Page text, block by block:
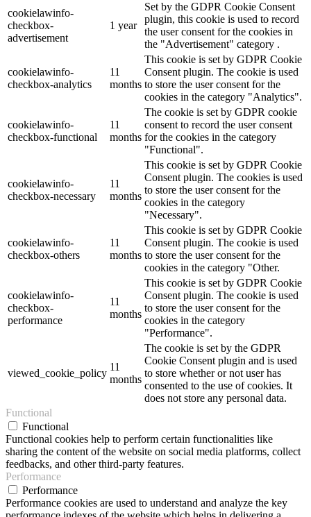
cookielawinfo-
checkbox-
advertisement
1 year
Set by the GDPR Cookie Consent
plugin, this cookie is used to record
the user consent for the cookies in
the "Advertisement" category .
cookielawinfo-
checkbox-analytics
11
months
This cookie is set by GDPR Cookie
Consent plugin. The cookie is used
to store the user consent for the
cookies in the category "Analytics".
cookielawinfo-
checkbox-functional
11
months
The cookie is set by GDPR cookie
consent to record the user consent
for the cookies in the category
"Functional".
cookielawinfo-
checkbox-necessary
11
months
This cookie is set by GDPR Cookie
Consent plugin. The cookies is used
to store the user consent for the
cookies in the category
"Necessary".
cookielawinfo-
checkbox-others
11
months
This cookie is set by GDPR Cookie
Consent plugin. The cookie is used
to store the user consent for the
cookies in the category "Other.
cookielawinfo-
checkbox-
performance
11
months
This cookie is set by GDPR Cookie
Consent plugin. The cookie is used
to store the user consent for the
cookies in the category
"Performance".
viewed_cookie_policy
11
months
The cookie is set by the GDPR
Cookie Consent plugin and is used
to store whether or not user has
consented to the use of cookies. It
does not store any personal data.
Functional
Functional
Functional cookies help to perform certain functionalities like
sharing the content of the website on social media platforms, collect
feedbacks, and other third-party features.
Performance
Performance
Performance cookies are used to understand and analyze the key